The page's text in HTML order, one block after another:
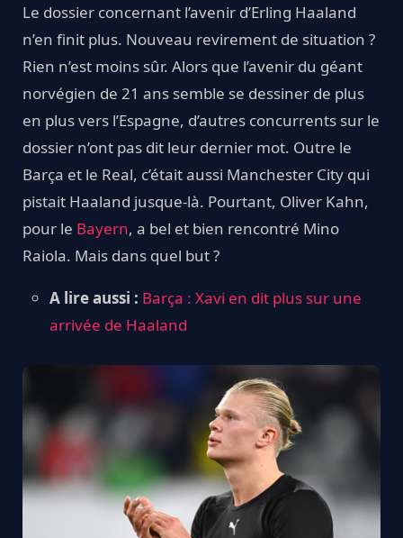
Le dossier concernant l’avenir d’Erling Haaland
n’en finit plus. Nouveau revirement de situation ?
Rien n’est moins sûr. Alors que l’avenir du géant
norvégien de 21 ans semble se dessiner de plus
en plus vers l’Espagne, d’autres concurrents sur le
dossier n’ont pas dit leur dernier mot. Outre le
Barça et le Real, c’était aussi Manchester City qui
pistait Haaland jusque-là. Pourtant, Oliver Kahn,
pour le Bayern, a bel et bien rencontré Mino
Raiola. Mais dans quel but ?
A lire aussi : Barça : Xavi en dit plus sur une
arrivée de Haaland